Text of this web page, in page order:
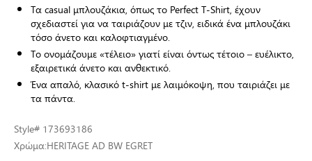
Τα casual μπλουζάκια, όπως το Perfect T-Shirt, έχουν
σχεδιαστεί για να ταιριάζουν με τζιν, ειδικά ένα μπλουζάκι
τόσο άνετο και καλοφτιαγμένο.
Το ονομάζουμε «τέλειο» γιατί είναι όντως τέτοιο – ευέλικτο,
εξαιρετικά άνετο και ανθεκτικό.
Ένα απαλό, κλασικό t-shirt με λαιμόκοψη, που ταιριάζει με
τα πάντα.
Style# 173693186
Χρώμα:HERITAGE AD BW EGRET